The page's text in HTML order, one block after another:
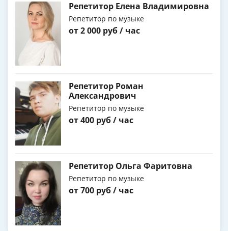
Репетитор Елена Владимировна
Репетитор по музыке
от 2 000 руб / час
Репетитор Роман
Александрович
Репетитор по музыке
от 400 руб / час
Репетитор Ольга Фаритовна
Репетитор по музыке
от 700 руб / час